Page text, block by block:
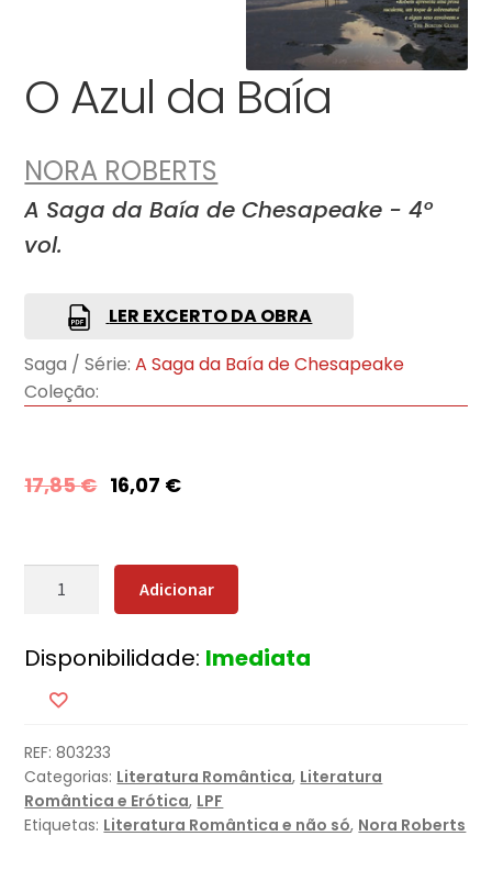
O Azul da Baía
NORA ROBERTS
A Saga da Baía de Chesapeake - 4º
vol.
LER EXCERTO DA OBRA
Saga / Série: A Saga da Baía de Chesapeake
Coleção:
17,85€ 16,07 €
Quantidade
Azul
Baía
Adicionar
Disponibilidade: Imediata
REF:803233
Categorias: Literatura Romântica, Literatura
Romântica e Erótica, LPF
Etiquetas: Literatura Romântica e não só, Nora Roberts